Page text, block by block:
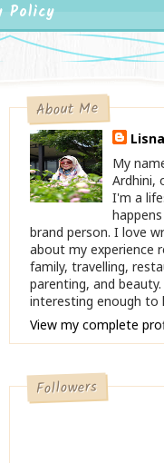
Policy
About Me
My
Ardhini,
I'm a
brand person. I love
about my experience
family, travelling,
parenting, and
interesting enough to
View my complete
Followers